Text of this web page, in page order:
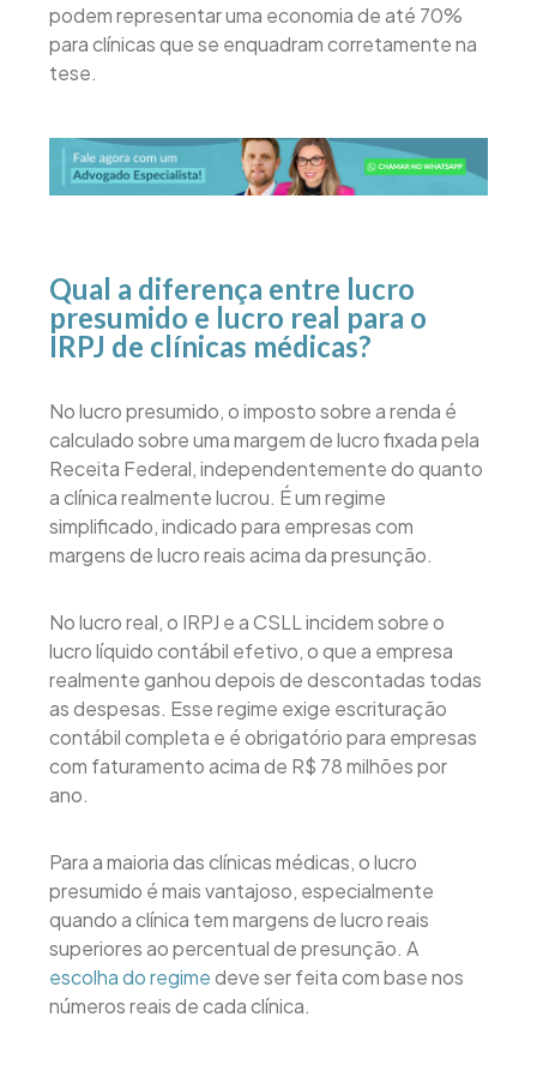
podem representar uma economia de até 70%
para clínicas que se enquadram corretamente na
tese.
Qual a diferença entre lucro
presumido e lucro real para o
IRPJ de clínicas médicas?
No lucro presumido, o imposto sobre a renda é
calculado sobre uma margem de lucro fixada pela
Receita Federal, independentemente do quanto
a clínica realmente lucrou. É um regime
simplificado, indicado para empresas com
margens de lucro reais acima da presunção.
No lucro real, o IRPJ e a CSLL incidem sobre o
lucro líquido contábil efetivo, o que a empresa
realmente ganhou depois de descontadas todas
as despesas. Esse regime exige escrituração
contábil completa e é obrigatório para empresas
com faturamento acima de R$ 78 milhões por
ano.
Para a maioria das clínicas médicas, o lucro
presumido é mais vantajoso, especialmente
quando a clínica tem margens de lucro reais
superiores ao percentual de presunção. A
escolha do regimedeve ser feita com base nos
números reais de cada clínica.